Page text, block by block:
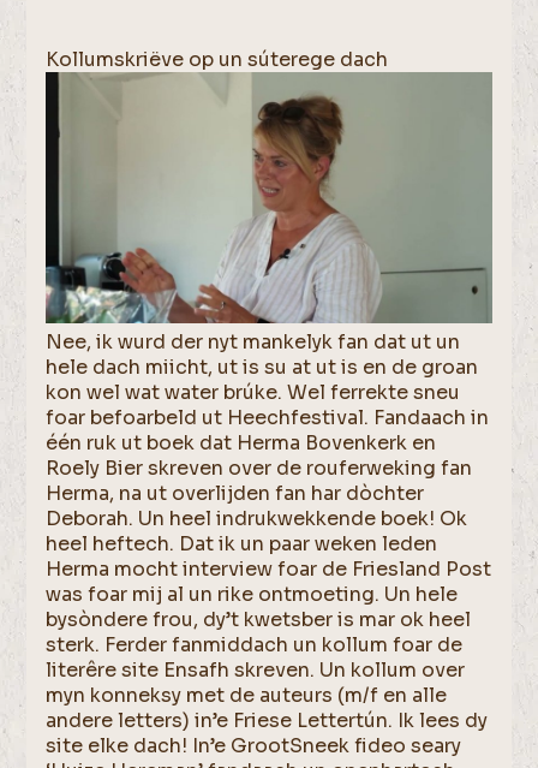
Kollumskriëve op un súterege dach
Nee, ik wurd der nyt mankelyk fan dat ut un
hele dach miicht, ut is su at ut is en de groan
kon wel wat water brúke. Wel ferrekte sneu
foar befoarbeld ut Heechfestival. Fandaach in
één ruk ut boek dat Herma Bovenkerk en
Roely Bier skreven over de rouferweking fan
Herma, na ut overlijden fan har dòchter
Deborah. Un heel indrukwekkende boek! Ok
heel heftech. Dat ik un paar weken leden
Herma mocht interview foar de Friesland Post
was foar mij al un rike ontmoeting. Un hele
bysòndere frou, dy’t kwetsber is mar ok heel
sterk. Ferder fanmiddach un kollum foar de
literêre site Ensafh skreven. Un kollum over
myn konneksy met de auteurs (m/f en alle
andere letters) in’e Friese Lettertún. Ik lees dy
site elke dach! In’e GrootSneek fideo seary